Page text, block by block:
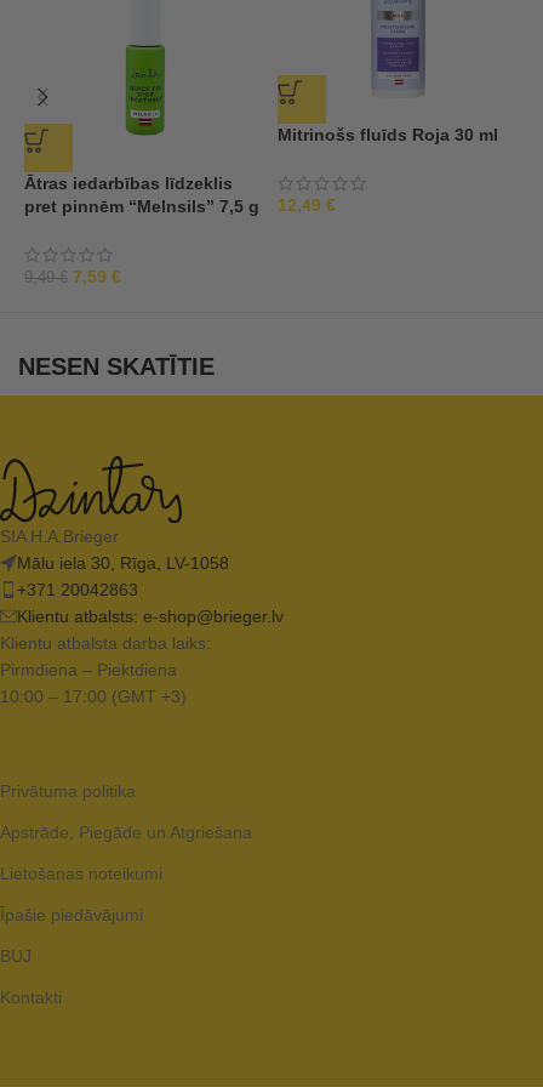
Ātras iedarbības līdzeklis
pret pinnēm “Melnsils” 7,5 g
9,49€ 7,59 €
Mitrinošs fluīds Roja 30 ml
12,49 €
NESEN SKATĪTIE
SIA H.A.Brieger
Mālu iela 30, Rīga, LV-1058
+371 20042863
Klientu atbalsts: e-shop@brieger.lv
Klientu atbalsta darba laiks:
Pirmdiena – Piektdiena
10:00 – 17:00 (GMT +3)
Privātuma politika
Apstrāde, Piegāde un Atgriešana
Lietošanas noteikumi
Īpašie piedāvājumi
BUJ
Kontakti